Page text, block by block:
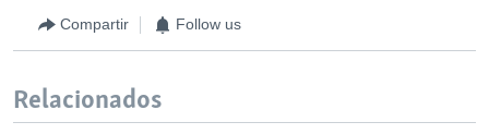
Compartir Follow us
Relacionados